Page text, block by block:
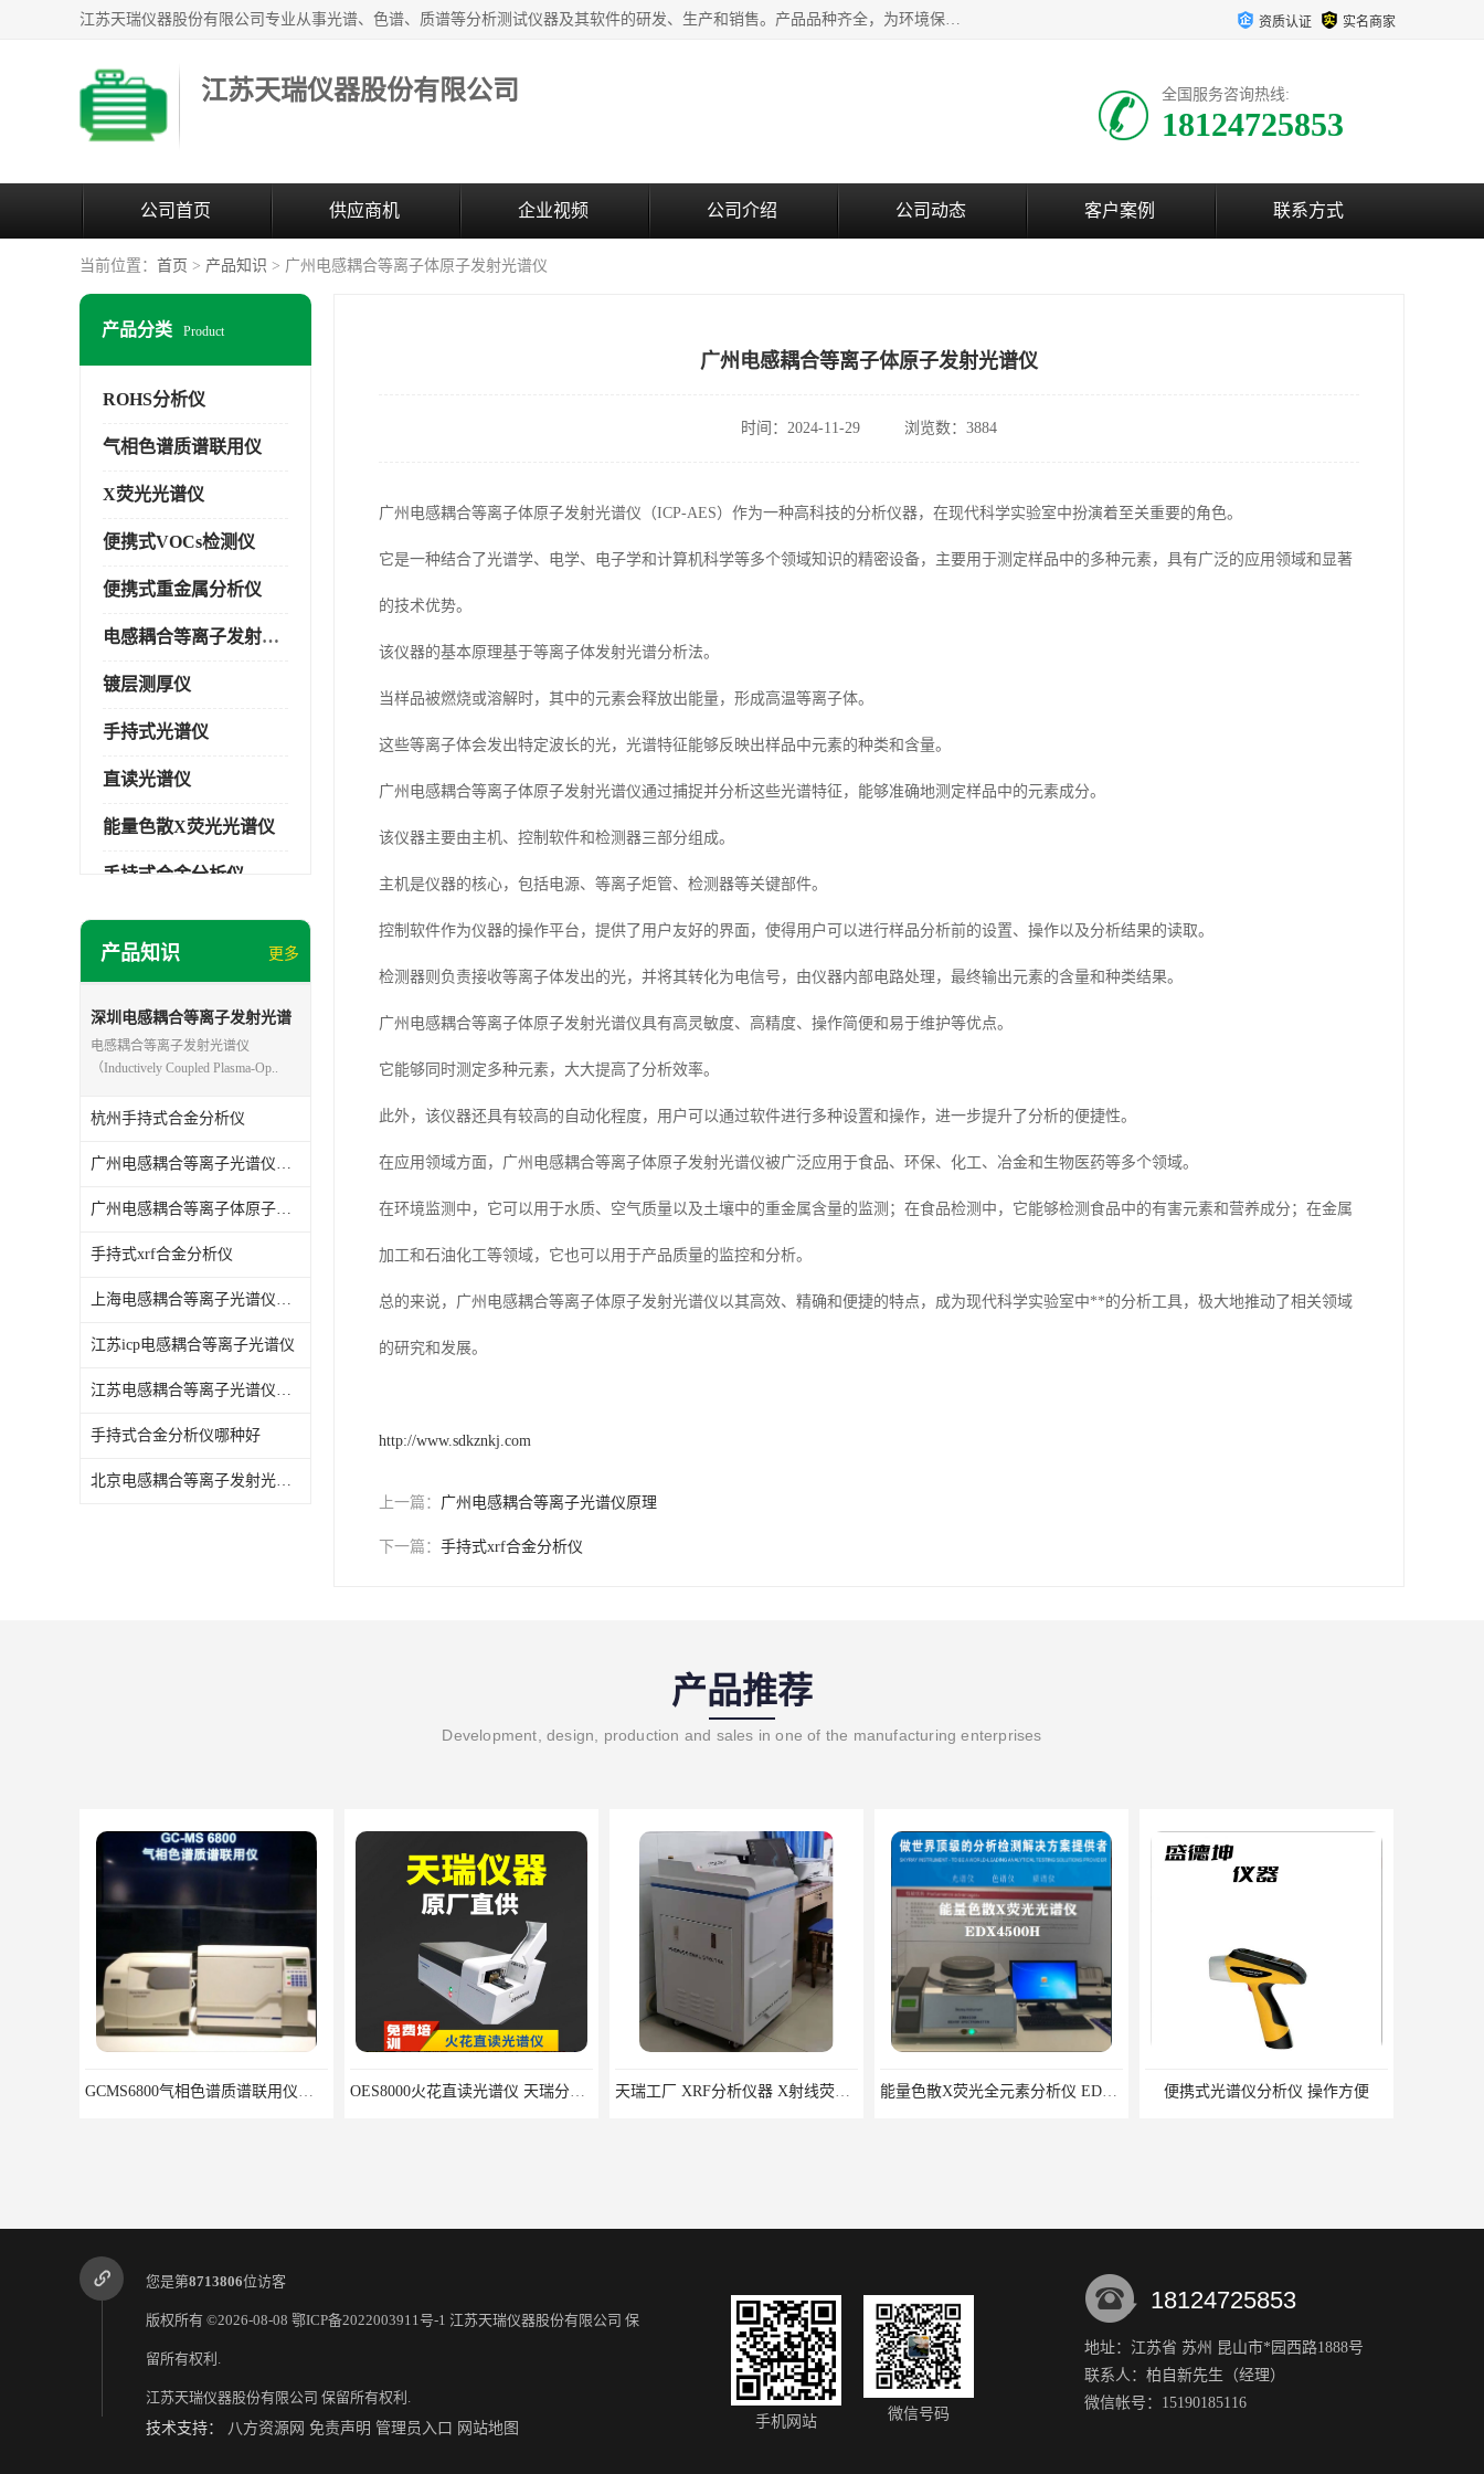
江苏天瑞仪器股份有限公司专业从事光谱、色谱、质谱等分析测试仪器及其软件的研发、生产和销售。产品品种齐全，为环境保护与安全、工业测试与分析及其它领域提供专业解决方案。 为客户提供更加先进的产品和更加满意的服务。 资质认证 实名商家
江苏天瑞仪器股份有限公司 全国服务咨询热线:
18124725853
公司首页 供应商机 企业视频 公司介绍 公司动态 客户案例 联系方式
当前位置： 首页 > 产品知识 > 广州电感耦合等离子体原子发射光谱仪
产品分类 Product
ROHS分析仪
气相色谱质谱联用仪
X荧光光谱仪
便携式VOCs检测仪
便携式重金属分析仪
电感耦合等离子发射光谱仪
镀层测厚仪
手持式光谱仪
直读光谱仪
能量色散X荧光光谱仪
手持式合金分析仪
手持式矿石分析仪
光电直读光谱仪
便携式水质重金属检测仪
产品知识 更多
深圳电感耦合等离子发射光谱
仪
电感耦合等离子发射光谱仪
（Inductively Coupled Plasma-Op..
杭州手持式合金分析仪
广州电感耦合等离子光谱仪原理
广州电感耦合等离子体原子发射光谱仪
手持式xrf合金分析仪
上海电感耦合等离子光谱仪原理
江苏icp电感耦合等离子光谱仪
江苏电感耦合等离子光谱仪原理
手持式合金分析仪哪种好
北京电感耦合等离子发射光谱仪
广州电感耦合等离子体原子发射光谱仪
时间：2024-11-29 浏览数：3884
广州电感耦合等离子体原子发射光谱仪（ICP-AES）作为一种高科技的分析仪器，在现代科学实验室中扮演着至关重要的角色。
它是一种结合了光谱学、电学、电子学和计算机科学等多个领域知识的精密设备，主要用于测定样品中的多种元素，具有广泛的应用领域和显著
的技术优势。
该仪器的基本原理基于等离子体发射光谱分析法。
当样品被燃烧或溶解时，其中的元素会释放出能量，形成高温等离子体。
这些等离子体会发出特定波长的光，光谱特征能够反映出样品中元素的种类和含量。
广州电感耦合等离子体原子发射光谱仪通过捕捉并分析这些光谱特征，能够准确地测定样品中的元素成分。
该仪器主要由主机、控制软件和检测器三部分组成。
主机是仪器的核心，包括电源、等离子炬管、检测器等关键部件。
控制软件作为仪器的操作平台，提供了用户友好的界面，使得用户可以进行样品分析前的设置、操作以及分析结果的读取。
检测器则负责接收等离子体发出的光，并将其转化为电信号，由仪器内部电路处理，最终输出元素的含量和种类结果。
广州电感耦合等离子体原子发射光谱仪具有高灵敏度、高精度、操作简便和易于维护等优点。
它能够同时测定多种元素，大大提高了分析效率。
此外，该仪器还具有较高的自动化程度，用户可以通过软件进行多种设置和操作，进一步提升了分析的便捷性。
在应用领域方面，广州电感耦合等离子体原子发射光谱仪被广泛应用于食品、环保、化工、冶金和生物医药等多个领域。
在环境监测中，它可以用于水质、空气质量以及土壤中的重金属含量的监测；在食品检测中，它能够检测食品中的有害元素和营养成分；在金属
加工和石油化工等领域，它也可以用于产品质量的监控和分析。
总的来说，广州电感耦合等离子体原子发射光谱仪以其高效、精确和便捷的特点，成为现代科学实验室中**的分析工具，极大地推动了相关领域
的研究和发展。
http://www.sdkznkj.com
上一篇： 广州电感耦合等离子光谱仪原理
下一篇： 手持式xrf合金分析仪
产品推荐
Development, design, production and sales in one of the manufacturing enterprises
天瑞工厂 XRF分析仪器 X射线荧光分析仪 能量色散X荧光全元素分析仪 EDX4500光谱仪生产厂家 便携式光谱仪分析仪 操作方便
X射线镀层测厚仪 品质保障 不锈钢检测仪厂家 单道扫描电感耦合等离子发射光谱仪厂家
您是第8713806位访客
版权所有 ©2026-08-08 鄂ICP备2022003911号-1 江苏天瑞仪器股份有限公司 保
留所有权利.
江苏天瑞仪器股份有限公司 保留所有权利.
技术支持： 八方资源网 免责声明 管理员入口 网站地图 手机网站 微信号码
18124725853
地址：江苏省 苏州 昆山市*园西路1888号
联系人：柏自新先生 （经理）
微信帐号：15190185116